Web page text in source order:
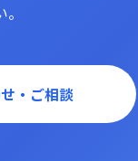
・ご相談